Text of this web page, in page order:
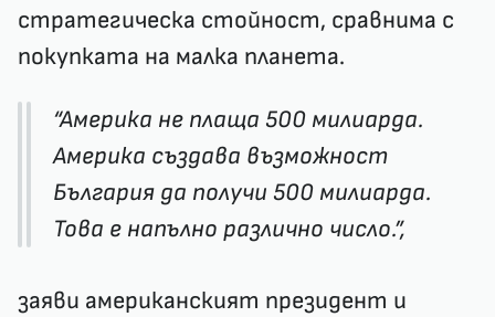
стратегическа стойност, сравнима с
покупката на малка планета.
“Америка не плаща 500 милиарда.
Америка създава възможност
България да получи 500 милиарда.
Това е напълно различно число.”,
заяви американският президент и